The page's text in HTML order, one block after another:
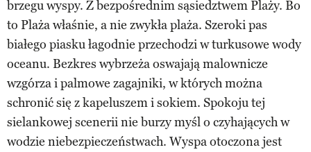
brzegu wyspy. Z bezpośrednim sąsiedztwem Plaży. Bo
to Plaża właśnie, a nie zwykła plaża. Szeroki pas
białego piasku łagodnie przechodzi w turkusowe wody
oceanu. Bezkres wybrzeża oswajają malownicze
wzgórza i palmowe zagajniki, w których można
schronić się z kapeluszem i sokiem. Spokoju tej
sielankowej scenerii nie burzy myśl o czyhających w
wodzie niebezpieczeństwach. Wyspa otoczona jest